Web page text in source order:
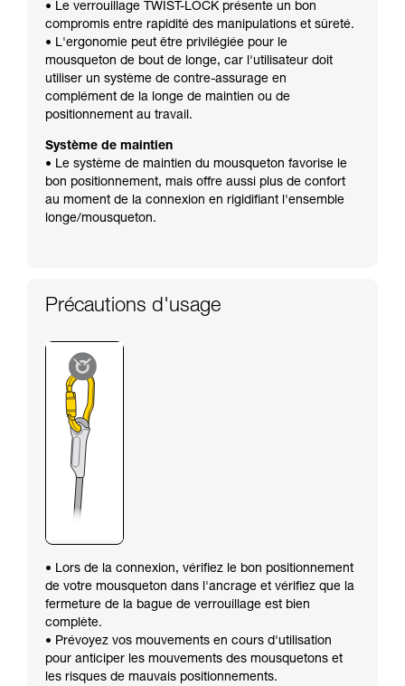
• Le verrouillage TWIST-LOCK présente un bon
compromis entre rapidité des manipulations et sûreté.
• L'ergonomie peut être privilégiée pour le
mousqueton de bout de longe, car l'utilisateur doit
utiliser un système de contre-assurage en
complément de la longe de maintien ou de
positionnement au travail.
Système de maintien
• Le système de maintien du mousqueton favorise le
bon positionnement, mais offre aussi plus de confort
au moment de la connexion en rigidifiant l'ensemble
longe/mousqueton.
Précautions d'usage
• Lors de la connexion, vérifiez le bon positionnement
de votre mousqueton dans l'ancrage et vérifiez que la
fermeture de la bague de verrouillage est bien
complète.
• Prévoyez vos mouvements en cours d'utilisation
pour anticiper les mouvements des mousquetons et
les risques de mauvais positionnements.